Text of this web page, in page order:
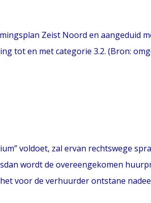
Zeist Noord en aangeduid
tot en met categorie 3.2. (Bron:
voldoet, zal ervan rechtswege
wordt de overeengekomen
voor de verhuurder ontstane